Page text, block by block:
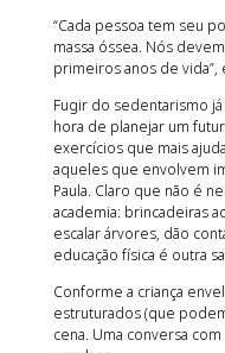
“Cada pessoa tem seu
massa óssea. Nós
primeiros anos de vida”,
Fugir do sedentarismo
hora de planejar um
exercícios que mais
aqueles que envolvem
Paula. Claro que não é
academia: brincadeiras
escalar árvores, dão
educação física é outra
Conforme a criança
estruturados (que
cena. Uma conversa